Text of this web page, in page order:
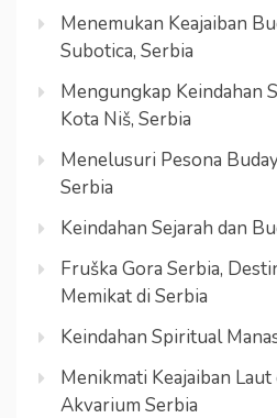
Menemukan Keajaiban
Subotica, Serbia
Mengungkap Keindahan
Kota Niš, Serbia
Menelusuri Pesona
Serbia
Keindahan Sejarah dan
Fruška Gora Serbia,
Memikat di Serbia
Keindahan Spiritual
Menikmati Keajaiban Laut
Akvarium Serbia